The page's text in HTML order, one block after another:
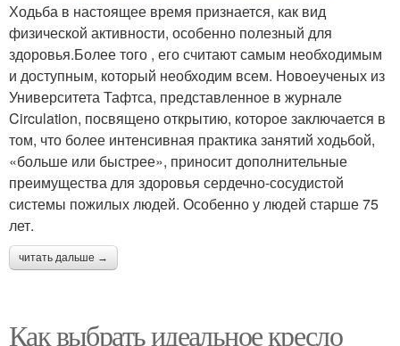
Ходьба в настоящее время признается, как вид
физической активности, особенно полезный для
здоровья.Более того , его считают самым необходимым
и доступным, который необходим всем. Новоеученых из
Университета Тафтса, представленное в журнале
Circulation, посвящено открытию, которое заключается в
том, что более интенсивная практика занятий ходьбой,
«больше или быстрее», приносит дополнительные
преимущества для здоровья сердечно-сосудистой
системы пожилых людей. Особенно у людей старше 75
лет.
читать дальше →
Как выбрать идеальное кресло